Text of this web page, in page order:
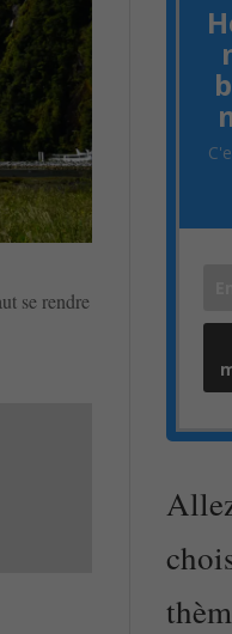
se rendre